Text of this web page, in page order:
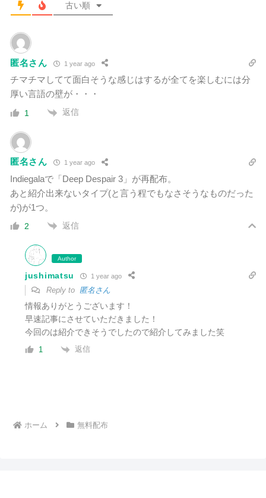
古い順
匿名さん 1 year ago
チマチマしてて面白そうな感じはするが全てを楽しむには分
厚い言語の壁が・・・
1 返信
匿名さん 1 year ago
Indiegalaで「Deep Despair 3」が再配布。
あと紹介出来ないタイプ(と言う程でもなさそうなものだった
が)が1つ。
2 返信
Author
jushimatsu 1 year ago
Reply to 匿名さん
情報ありがとうございます！
早速記事にさせていただきました！
今回のは紹介できそうでしたので紹介してみました笑
1 返信
ホーム 無料配布